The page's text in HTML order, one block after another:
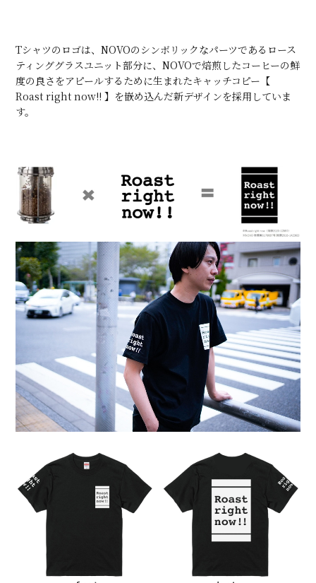
Tシャツのロゴは、NOVOのシンボリックなパーツであるロース
ティンググラスユニット部分に、NOVOで焙煎したコーヒーの鮮
度の良さをアピールするために生まれたキャッチコピー【
Roast right now!! 】を嵌め込んだ新デザインを採用していま
す。